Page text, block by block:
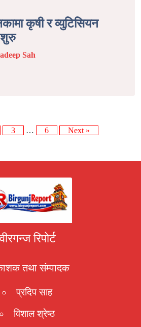
कृषी र व्युटिसियन
शुरु
Sah
3 … 6 Next »
रिपोर्ट
तथा संम्पादक
प्रदिप साह
विशाल श्रेष्ठ